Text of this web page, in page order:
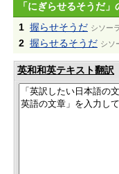
「にぎらせるそうだ
1 握らせそうだ シソー
2 握らせるそうだ シソ
英和和英テキスト翻訳